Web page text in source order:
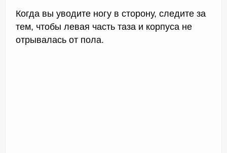
Когда вы уводите ногу в сторону, следите за
тем, чтобы левая часть таза и корпуса не
отрывалась от пола.